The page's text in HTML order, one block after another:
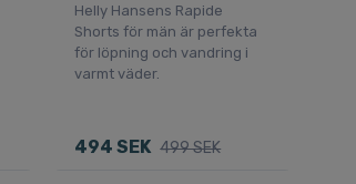
Helly Hansens Rapide
Shorts för män är perfekta
för löpning och vandring i
varmt väder.
494 SEK 499 SEK